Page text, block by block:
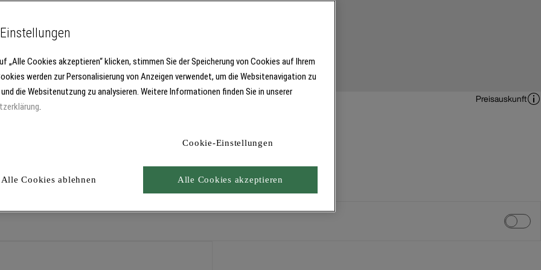
Preisauskunft
mit rissverschlämmenden Eigenschaften.
„Alle Cookies akzeptieren“ klicken, stimmen Sie der Speicherung von Cookies auf Ihrem
werden zur Personalisierung von Anzeigen verwendet, um die Websitenavigation zu
die Websitenutzung zu analysieren. Weitere Informationen finden Sie in unserer
.
Cookie-Einstellungen
Alle Cookies ablehnen Alle Cookies akzeptieren